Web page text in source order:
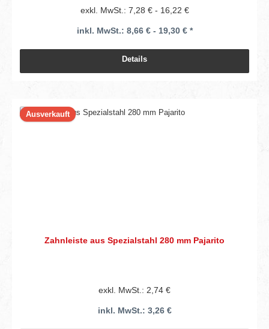
exkl. MwSt.: 7,28 € - 16,22 €
inkl. MwSt.: 8,66 € - 19,30 € *
Details
Ausverkauft
Zahnleiste aus Spezialstahl 280 mm Pajarito
exkl. MwSt.: 2,74 €
inkl. MwSt.: 3,26 €